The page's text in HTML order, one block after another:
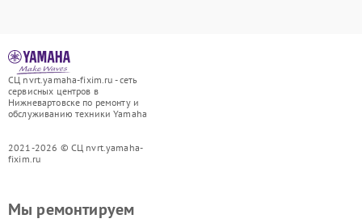
СЦ nvrt.yamaha-fixim.ru - сеть
сервисных центров в
Нижневартовске по ремонту и
обслуживанию техники Yamaha
2021-2026 © СЦ nvrt.yamaha-
fixim.ru
Мы ремонтируем